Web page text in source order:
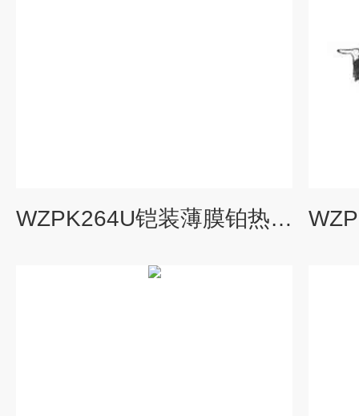
WZPK264U铠装薄膜铂热电阻，WZPK-264U,